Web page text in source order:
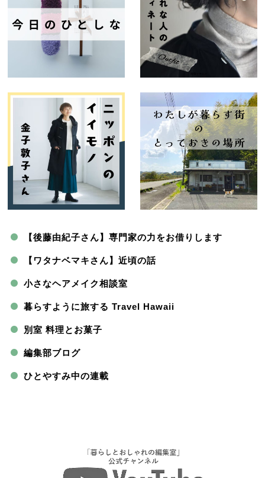
【後藤由紀子さん】専門家の力をお借りします
【ワタナベマキさん】近頃の話
小さなヘアメイク相談室
暮らすように旅する Travel Hawaii
別室 料理とお菓子
編集部ブログ
ひとやすみ中の連載